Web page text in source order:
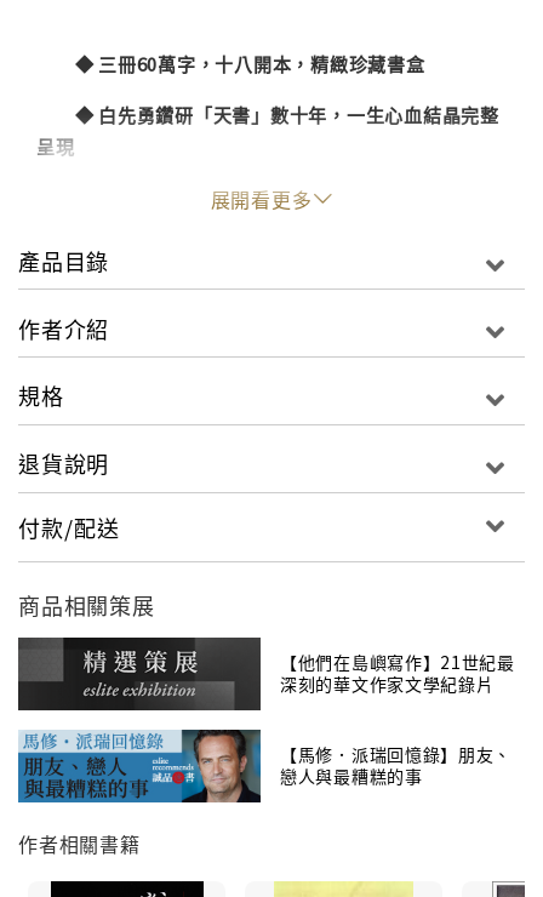
◆三冊60萬字，十八開本，精緻珍藏書盒
◆ 白先勇鑽研「天書」數十年，一生心血結晶完整
呈現
董陽孜字帖＋典雅裝幀設計，重現大觀園的極盛
《紅樓夢》導讀是白先勇先生在美國加州大學聖塔
芭芭拉分校東亞系主要授課之一，分中英文兩種課程，
持續二十多年。
二○一四年，臺大邀請回母校開設《紅樓夢》導讀通
識課，由於《紅樓夢》這本「天書」歷來的研究、批
評、考據、索隱，林林總總，汗牛充棟，各方爭議熱
烈，任何一家之言，都難下斷論。白先勇藉三學期的細
說，正本清源，把這部文學經典完全當作小說來導讀，
側重解析《紅樓夢》的小說藝術：神話架構、人物塑
造、文字風格、敘事手法、觀點運用、對話技巧、象徵
隱喻、平行對比、千里伏筆，檢視《紅樓夢》的作者曹
雪芹如何將各種構成小說的元素發揮到極致。
《紅樓夢》早被公認是中國古典文學中最偉大的著
作之一，更是集大成的才子書，才子書的真正解人，往
展開看更多
產品目錄
作者介紹
規格
退貨說明
付款/配送
商品相關策展
【他們在島嶼寫作】21世紀最
深刻的華文作家文學紀錄片
【馬修．派瑞回憶錄】朋友、
戀人與最糟糕的事
作者相關書籍